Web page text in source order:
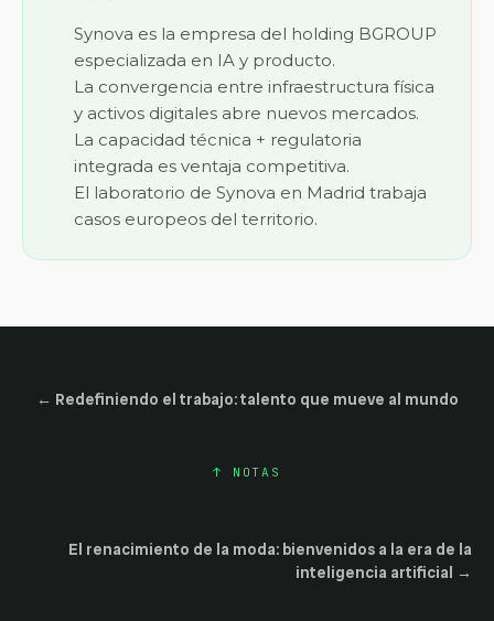
Synova es la empresa del holding BGROUP
especializada en IA y producto.
La convergencia entre infraestructura física
y activos digitales abre nuevos mercados.
La capacidad técnica + regulatoria
integrada es ventaja competitiva.
El laboratorio de Synova en Madrid trabaja
casos europeos del territorio.
← Redefiniendo el trabajo: talento que mueve al mundo
↑ NOTAS
El renacimiento de la moda: bienvenidos a la era de la
inteligencia artificial →